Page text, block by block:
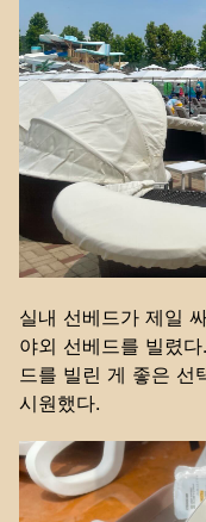
실내 선베드가 제일
야외 선베드를 빌렸
드를 빌린 게 좋은 선
시원했다.